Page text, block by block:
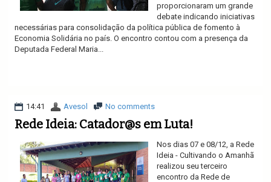
proporcionaram um grande
debate indicando iniciativas
necessárias para consolidação da política pública de fomento à
Economia Solidária no país. O encontro contou com a presença da
Deputada Federal Maria...
14:41 Avesol No comments
Rede Ideia: Catador@s em Luta!
Nos dias 07 e 08/12, a Rede
Ideia - Cultivando o Amanhã
realizou seu terceiro
encontro da Rede de